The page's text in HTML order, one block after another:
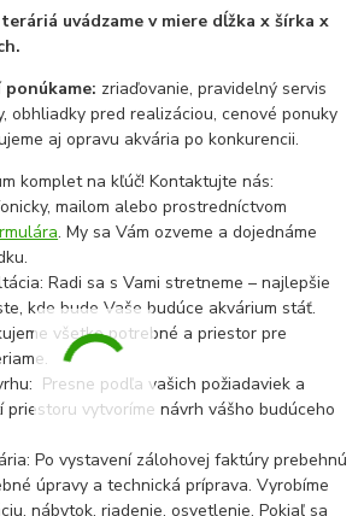
uvádzame v miere dĺžka x šírka x
zriaďovanie, pravidelný servis
obhliadky pred realizáciou, cenové ponuky
aj opravu akvária po konkurencii.
komplet na kľúč! Kontaktujte nás:
mailom alebo prostredníctvom
. My sa Vám ozveme a dojednáme
Radi sa s Vami stretneme – najlepšie
kde bude Vaše budúce akvárium stáť.
všetko potrebné a priestor pre
Presne podľa vašich požiadaviek a
priestoru vytvoríme návrh vášho budúceho
Po vystavení zálohovej faktúry prebehnú
úpravy a technická príprava. Vyrobíme
nábytok, riadenie, osvetlenie. Pokiaľ sa